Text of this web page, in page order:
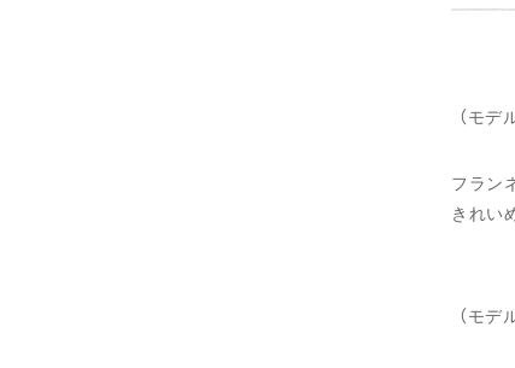
（モデ
フラン
きれい
（モデ